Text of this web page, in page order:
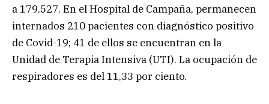
a 179.527. En el Hospital de Campaña, permanecen
internados 210 pacientes con diagnóstico positivo
de Covid-19; 41 de ellos se encuentran en la
Unidad de Terapia Intensiva (UTI). La ocupación de
respiradores es del 11,33 por ciento.